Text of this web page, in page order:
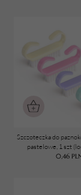
Szczoteczka do
pastelowe, 1 szt
0,46